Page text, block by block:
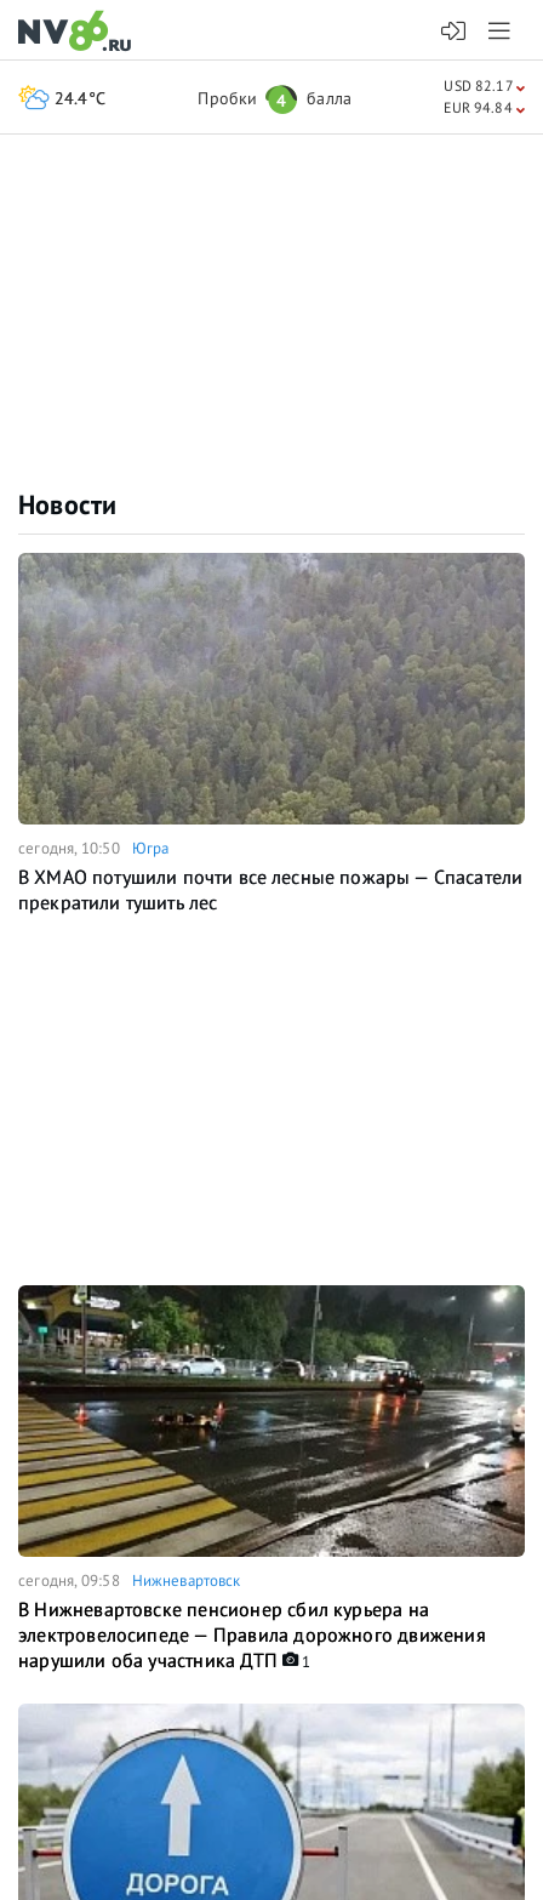
Новости
сегодня, 10:50 Югра
В ХМАО потушили почти все лесные пожары — Спасатели
прекратили тушить лес
сегодня, 09:58 Нижневартовск
В Нижневартовске пенсионер сбил курьера на
электровелосипеде — Правила дорожного движения
нарушили оба участника ДТП
1
24.4°C Пробки 4 балла
USD 82.17
EUR 94.84